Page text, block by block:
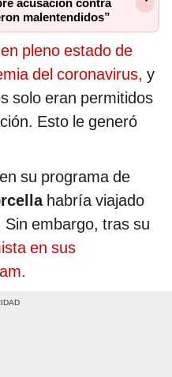
acusación contra
malentendidos”
pleno estado de
del coronavirus, y
solo eran permitidos
Esto le generó
su programa de
habría viajado
embargo, tras su
en sus